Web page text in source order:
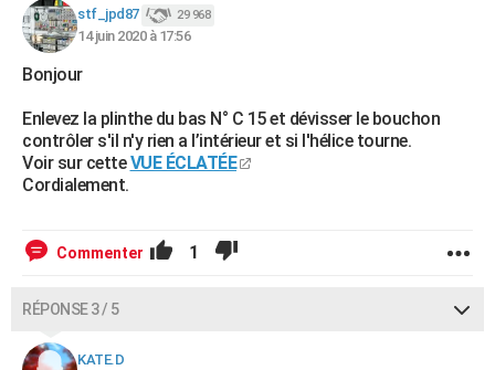
stf_jpd87 29 968
14 juin 2020 à 17:56
Bonjour
Enlevez la plinthe du bas N° C 15 et dévisser le bouchon
contrôler s'il n'y rien a l’intérieur et si l'hélice tourne.
Voir sur cetteVUE ÉCLATÉE
Cordialement.
Commenter 1
RÉPONSE 3 / 5
KATE.D